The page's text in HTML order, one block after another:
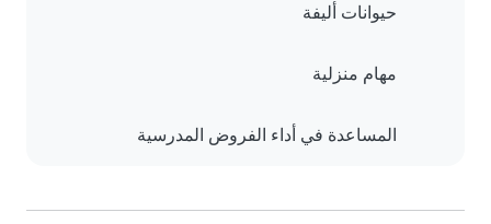
حيوانات أليفة
مهام منزلية
المساعدة في أداء الفروض المدرسية